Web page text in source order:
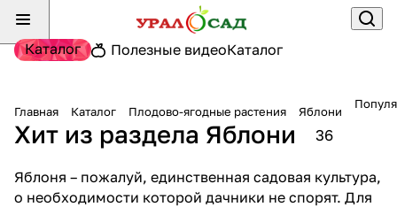
Каталог Полезные видеоКаталог
Главная Каталог Плодово-ягодные растения Яблони
Хит из раздела Яблони 36
Яблоня – пожалуй, единственная садовая культура,
о необходимости которой дачники не спорят. Для